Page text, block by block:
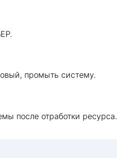
промыть систему.
после отработки ресурса.